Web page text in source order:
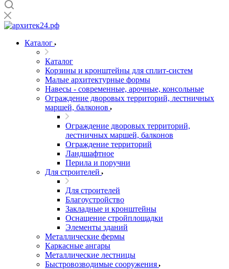
Каталог
Каталог
Корзины и кронштейны для сплит-систем
Малые архитектурные формы
Навесы - современные, арочные, консольные
Ограждение дворовых территорий, лестничных
маршей, балконов
Ограждение дворовых территорий,
лестничных маршей, балконов
Ограждение территорий
Ландшафтное
Перила и поручни
Для строителей
Для строителей
Благоустройство
Закладные и кронштейны
Оснащение стройплощадки
Элементы зданий
Металлические фермы
Каркасные ангары
Металлические лестницы
Быстровозводимые сооружения